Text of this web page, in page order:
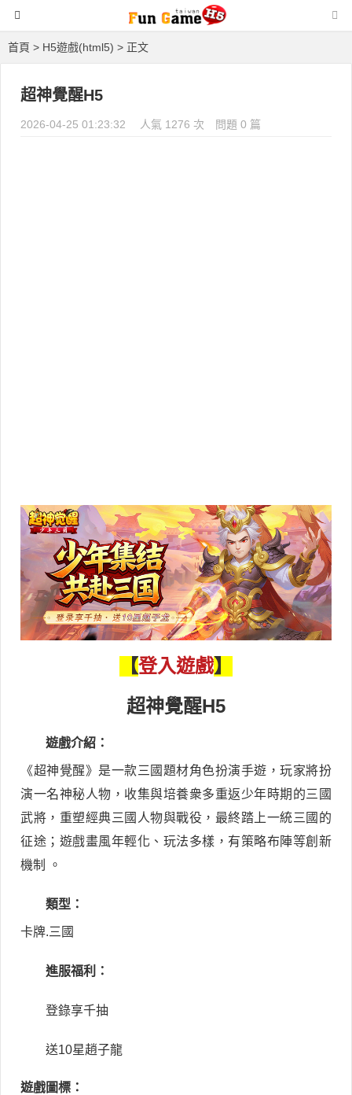
首頁 > H5遊戲(html5) > 正文
超神覺醒H5
2026-04-25 01:23:32 人氣 1276 次 問題 0 篇
【登入遊戲】
超神覺醒H5
遊戲介紹：
《超神覺醒》是一款三國題材角色扮演手遊，玩家將扮
演一名神秘人物，收集與培養衆多重返少年時期的三國
武將，重塑經典三國人物與戰役，最終踏上一統三國的
征途；遊戲畫風年輕化、玩法多樣，有策略布陣等創新
機制 。
類型：
卡牌.三國
進服福利：
登錄享千抽
送10星趙子龍
遊戲圖標：